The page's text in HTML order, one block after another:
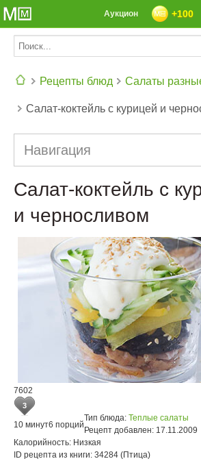
СЕГОДНЯ: 39142 РЕЦЕПТА
+100
Аукцион
Рецепты блюд
Салаты
Салат-коктейль с курицей и
Навигация
Салат-коктейль с
и черносливом
7602
3
10 минут6 порций
Тип блюда: Теплые салаты
Рецепт добавлен: 17.11.2009
Калорийность: Низкая
ID рецепта из книги: 34284 (Птица)